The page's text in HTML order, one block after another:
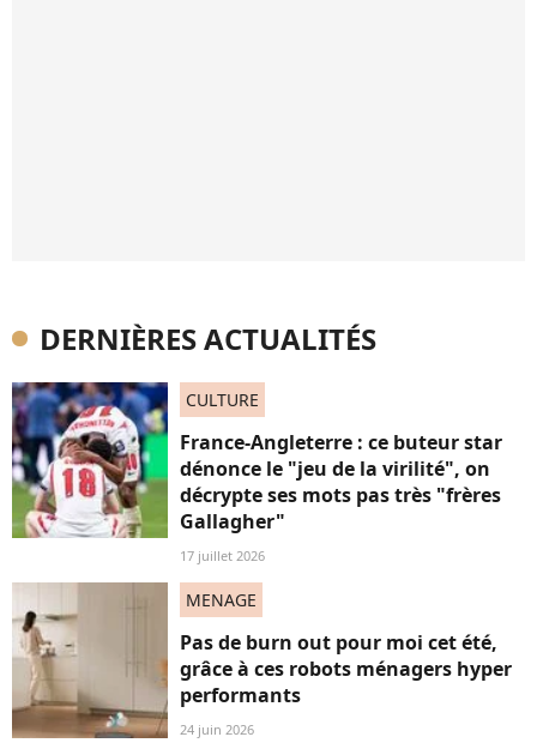
DERNIÈRES ACTUALITÉS
CULTURE
France-Angleterre : ce buteur star
dénonce le "jeu de la virilité", on
décrypte ses mots pas très "frères
Gallagher"
17 juillet 2026
MENAGE
Pas de burn out pour moi cet été,
grâce à ces robots ménagers hyper
performants
24 juin 2026